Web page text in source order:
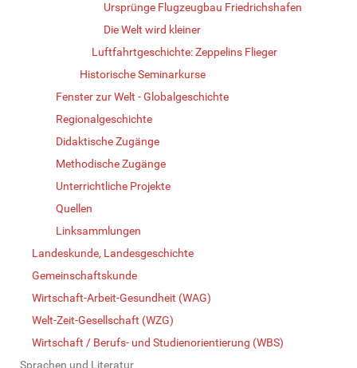
Ursprünge Flugzeugbau Friedrichshafen
Die Welt wird kleiner
Luftfahrtgeschichte: Zeppelins Flieger
Historische Seminarkurse
Fenster zur Welt - Globalgeschichte
Regionalgeschichte
Didaktische Zugänge
Methodische Zugänge
Unterrichtliche Projekte
Quellen
Linksammlungen
Landeskunde, Landesgeschichte
Gemeinschaftskunde
Wirtschaft-Arbeit-Gesundheit (WAG)
Welt-Zeit-Gesellschaft (WZG)
Wirtschaft / Berufs- und Studienorientierung (WBS)
Sprachen und Literatur